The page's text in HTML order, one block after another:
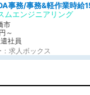
ムエンジニアリング
市
～
社員
求人ボックス